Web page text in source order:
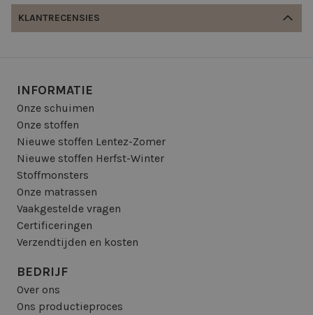
KLANTRECENSIES
INFORMATIE
Onze schuimen
Onze stoffen
Nieuwe stoffen Lentez-Zomer
Nieuwe stoffen Herfst-Winter
Stoffmonsters
Onze matrassen
Vaakgestelde vragen
Certificeringen
Verzendtijden en kosten
BEDRIJF
Over ons
Ons productieproces